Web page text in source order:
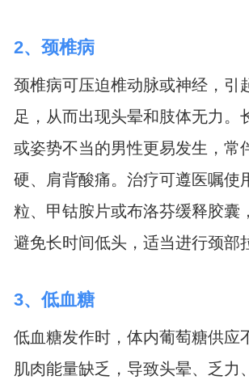
2、颈椎病
颈椎病可压迫椎动脉或神经，引
足，从而出现头晕和肢体无力。
或姿势不当的男性更易发生，常
硬、肩背酸痛。治疗可遵医嘱使
粒、甲钴胺片或布洛芬缓释胶囊
避免长时间低头，适当进行颈部
3、低血糖
低血糖发作时，体内葡萄糖供应
肌肉能量缺乏，导致头晕、乏力